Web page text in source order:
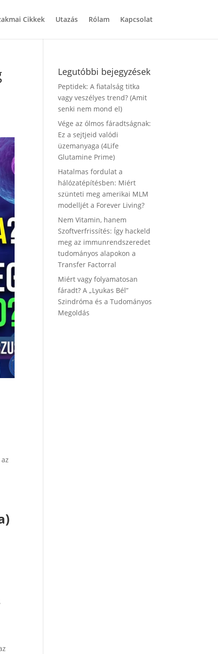
Cikkek Utazás Rólam Kapcsolat
Legutóbbi bejegyzések
Peptidek: A fiatalság titka
vagy veszélyes trend? (Amit
senki nem mond el)
Vége az ólmos fáradtságnak:
Ez a sejtjeid valódi
üzemanyaga (4Life
Glutamine Prime)
Hatalmas fordulat a
hálózatépítésben: Miért
szünteti meg amerikai MLM
modelljét a Forever Living?
Nem Vitamin, hanem
Szoftverfrissítés: Így hackeld
meg az immunrendszeredet
tudományos alapokon a
Transfer Factorral
Miért vagy folyamatosan
fáradt? A „Lyukas Bél”
Szindróma és a Tudományos
Megoldás